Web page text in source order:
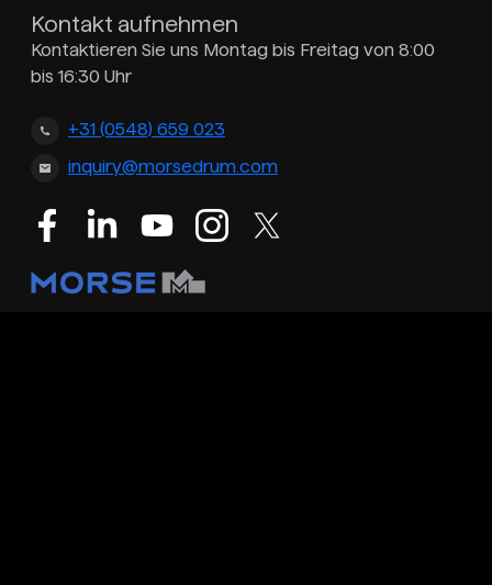
Kontakt aufnehmen
Kontaktieren Sie uns Montag bis Freitag von 8:00
bis 16:30 Uhr
+31 (0548) 659 023
inquiry@morsedrum.com